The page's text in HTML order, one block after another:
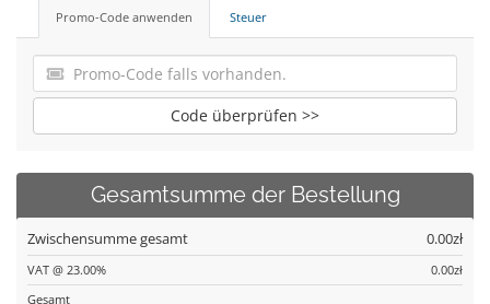
Promo-Code anwenden Steuer
Code überprüfen >>
Gesamtsumme der Bestellung
Zwischensumme gesamt 0.00zł
VAT @ 23.00%
0.00zł
Gesamt